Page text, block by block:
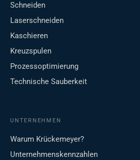
Schneiden
Laserschneiden
Kaschieren
Kreuzspulen
Prozessoptimierung
Technische Sauberkeit
UNTERNEHMEN
Warum Krückemeyer?
Unternehmenskennzahlen